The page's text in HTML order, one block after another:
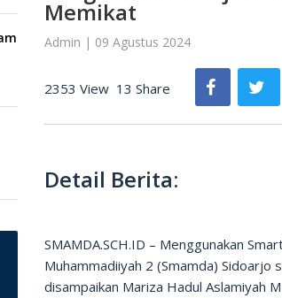
Memikat
Admin | 09 Agustus 2024
2353 View 13 Share
Detail Berita:
SMAMDA.SCH.ID – Menggunakan
Muhammadiiyah 2 (Smamda) Sidoarjo
disampaikan Mariza Hadul Aslamiyah